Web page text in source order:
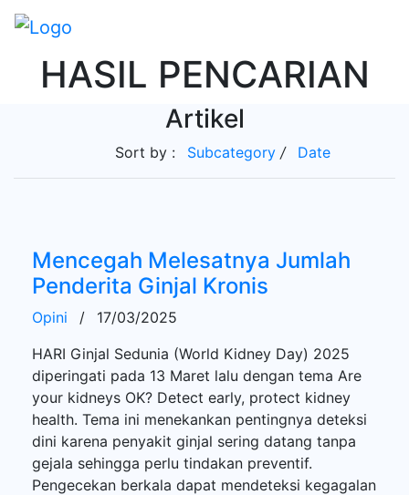
HASIL PENCARIAN
Artikel
Sort by : Subcategory / Date
Mencegah Melesatnya Jumlah
Penderita Ginjal Kronis
Opini /
17/03/2025
HARI Ginjal Sedunia (World Kidney Day) 2025
diperingati pada 13 Maret lalu dengan tema Are
your kidneys OK? Detect early, protect kidney
health. Tema ini menekankan pentingnya deteksi
dini karena penyakit ginjal sering datang tanpa
gejala sehingga perlu tindakan preventif.
Pengecekan berkala dapat mendeteksi kegagalan